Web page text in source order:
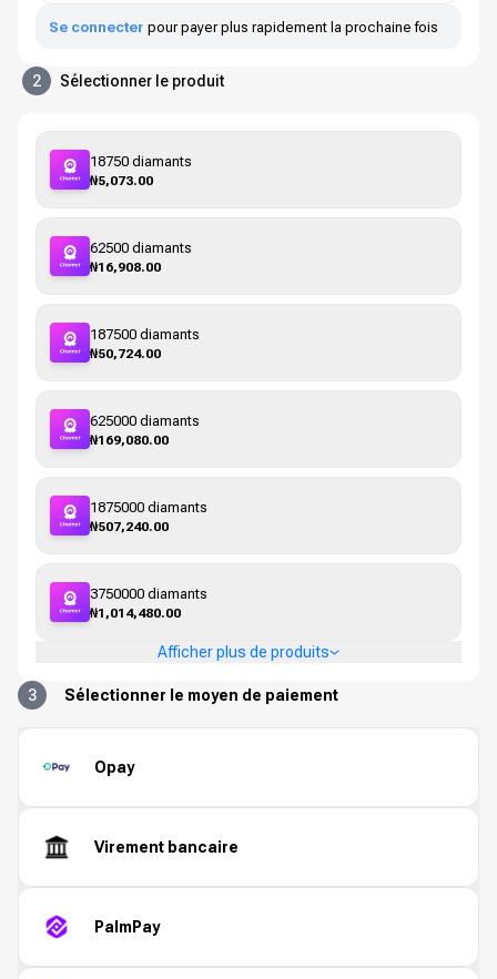
Se connecter pour payer plus rapidement la prochaine fois
2 Sélectionner le produit
18750 diamants
₦5,073.00
62500 diamants
₦16,908.00
187500 diamants
₦50,724.00
625000 diamants
₦169,080.00
1875000 diamants
₦507,240.00
3750000 diamants
₦1,014,480.00
Afficher plus de produits
3 Sélectionner le moyen de paiement
Opay
Virement bancaire
PalmPay